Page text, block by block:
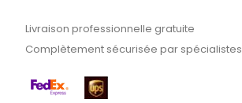
Livraison professionnelle gratuite
Complètement sécurisée par spécialistes